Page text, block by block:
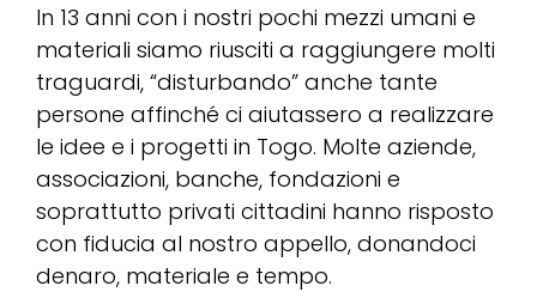
In 13 anni con i nostri pochi mezzi umani e
materiali siamo riusciti a raggiungere molti
traguardi, “disturbando” anche tante
persone affinché ci aiutassero a realizzare
le idee e i progetti in Togo. Molte aziende,
associazioni, banche, fondazioni e
soprattutto privati cittadini hanno risposto
con fiducia al nostro appello, donandoci
denaro, materiale e tempo.